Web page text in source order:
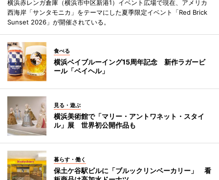
横浜赤レンガ倉庫（横浜市中区新港1）イベント広場で現在、アメリカ
西海岸「サンタモニカ」をテーマにした夏季限定イベント「Red Brick
Sunset 2026」が開催されている。
食べる
横浜ベイブルーイング15周年記念 新作ラガービ
ール「ベイヘル」
見る・遊ぶ
横浜美術館で「マリー・アントワネット・スタイ
ル」展 世界初公開作品も
暮らす・働く
保土ケ谷駅ビルに「ブルックリンベーカリー」 看